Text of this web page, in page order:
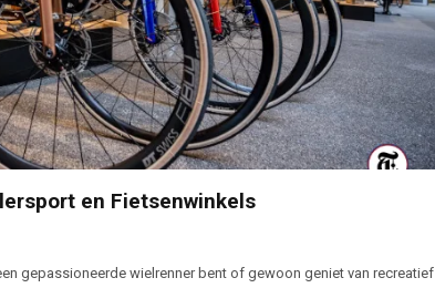
en Fietsenwinkels
gepassioneerde wielrenner bent of gewoon geniet van recreatief